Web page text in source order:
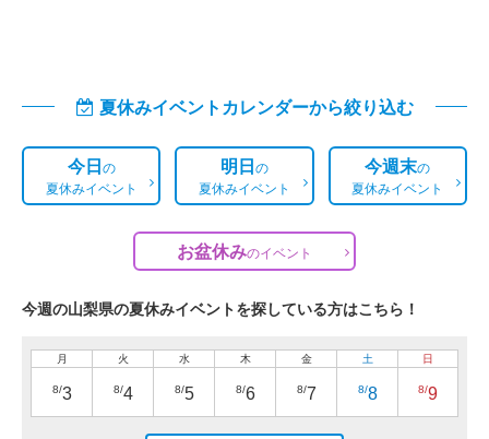
夏休みイベントカレンダーから絞り込む
今日の
夏休みイベント
明日の
夏休みイベント
今週末の
夏休みイベント
お盆休みのイベント
今週の山梨県の夏休みイベントを探している方はこちら！
月
8/3
火
8/4
水
8/5
木
8/6
金
8/7
土
8/8
日
8/9